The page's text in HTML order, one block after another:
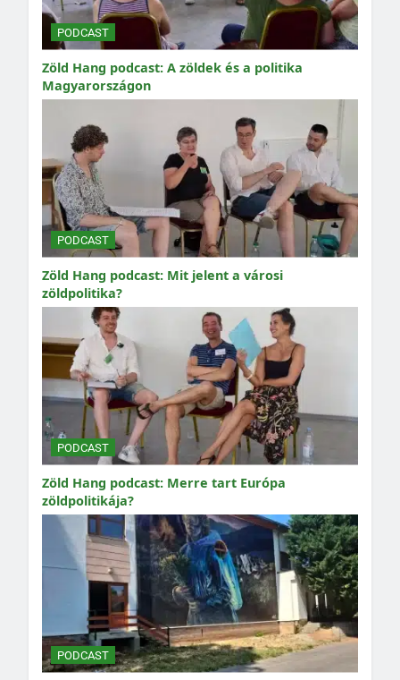
PODCAST
Zöld Hang podcast: A zöldek és a politika
Magyarországon
PODCAST
Zöld Hang podcast: Mit jelent a városi
zöldpolitika?
PODCAST
Zöld Hang podcast: Merre tart Európa
zöldpolitikája?
PODCAST